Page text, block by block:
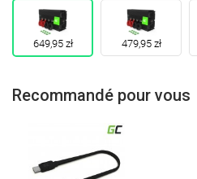
649,95 zł 479,95 zł
Recommandé pour vous